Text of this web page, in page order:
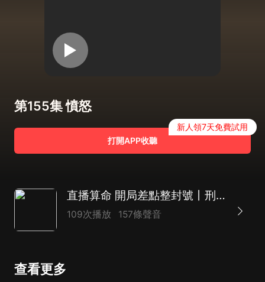
第155集 憤怒
打開APP收聽
新人領7天免費試用
直播算命 開局差點整封號丨刑偵破案&懸疑搞笑&陰陽推算&都市異能
109次播放 157條聲音
查看更多